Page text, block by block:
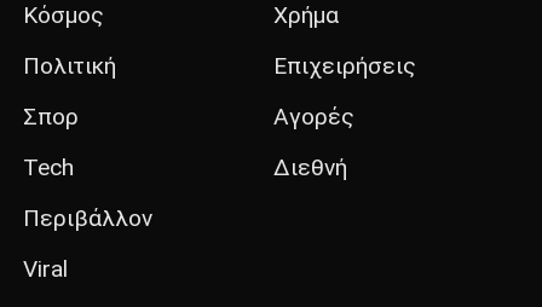
Κόσμος
Πολιτική
Σπορ
Tech
Περιβάλλον
Viral
Χρήμα
Επιχειρήσεις
Αγορές
Διεθνή